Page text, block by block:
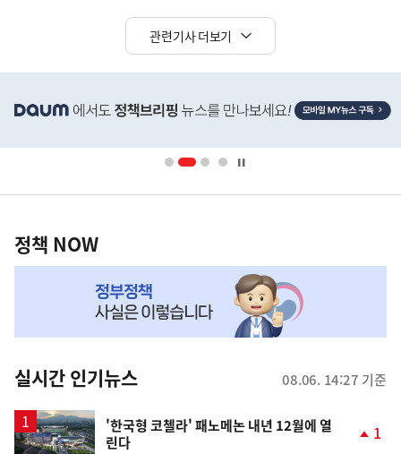
관련기사 더보기
단
영
책
NOW,
뉴
스
정책 NOW
실시간 인기뉴스 08.06. 14:27 기준
'한국형 코첼라' 패노메논 내년 12월에 열
린다
1